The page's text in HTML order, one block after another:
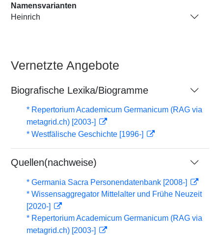
Namensvarianten
Heinrich
Vernetzte Angebote
Biografische Lexika/Biogramme
* Repertorium Academicum Germanicum (RAG via
metagrid.ch) [2003-]
* Westfälische Geschichte [1996-]
Quellen(nachweise)
* Germania Sacra Personendatenbank [2008-]
* Wissensaggregator Mittelalter und Frühe Neuzeit
[2020-]
* Repertorium Academicum Germanicum (RAG via
metagrid.ch) [2003-]